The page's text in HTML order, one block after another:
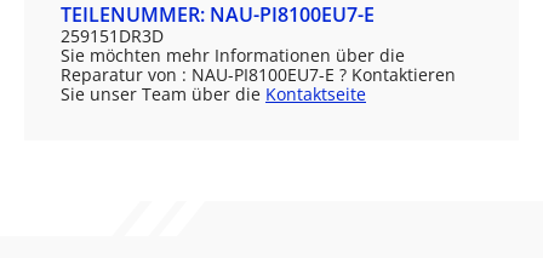
TEILENUMMER: NAU-PI8100EU7-E
259151DR3D
Sie möchten mehr Informationen über die
Reparatur von : NAU-PI8100EU7-E ? Kontaktieren
Sie unser Team über die Kontaktseite